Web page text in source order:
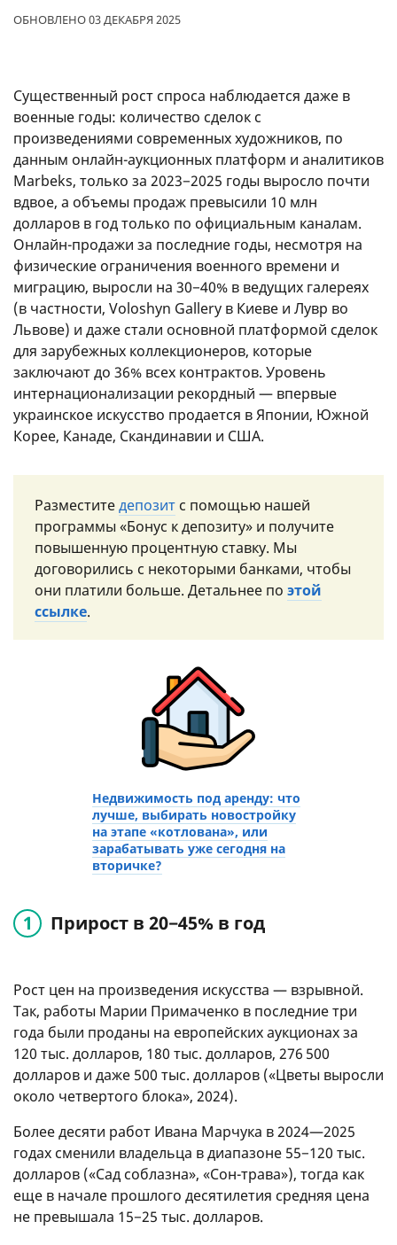
ОБНОВЛЕНО 03 ДЕКАБРЯ 2025
Существенный рост спроса наблюдается даже в
военные годы: количество сделок с
произведениями современных художников, по
данным онлайн-аукционных платформ и аналитиков
Marbeks, только за 2023−2025 годы выросло почти
вдвое, а объемы продаж превысили 10 млн
долларов в год только по официальным каналам.
Онлайн-продажи за последние годы, несмотря на
физические ограничения военного времени и
миграцию, выросли на 30−40% в ведущих галереях
(в частности, Voloshyn Gallery в Киеве и Лувр во
Львове) и даже стали основной платформой сделок
для зарубежных коллекционеров, которые
заключают до 36% всех контрактов. Уровень
интернационализации рекордный — впервые
украинское искусство продается в Японии, Южной
Корее, Канаде, Скандинавии и США.
Разместитедепозит с помощью нашей
программы «Бонус к депозиту» и получите
повышенную процентную ставку. Мы
договорились с некоторыми банками, чтобы
они платили больше. Детальнее по этой
ссылке.
Недвижимость под аренду: что
лучше, выбирать новостройку
на этапе «котлована», или
зарабатывать уже сегодня на
вторичке?
Прирост в 20−45% в год
Рост цен на произведения искусства — взрывной.
Так, работы Марии Примаченко в последние три
года были проданы на европейских аукционах за
120 тыс. долларов, 180 тыс. долларов, 276 500
долларов и даже 500 тыс. долларов («Цветы выросли
около четвертого блока», 2024).
Более десяти работ Ивана Марчука в 2024—2025
годах сменили владельца в диапазоне 55−120 тыс.
долларов («Сад соблазна», «Сон-трава»), тогда как
еще в начале прошлого десятилетия средняя цена
не превышала 15−25 тыс. долларов.